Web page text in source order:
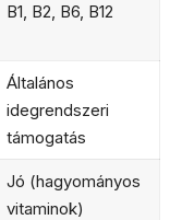
B1, B2, B6, B12
Általános
idegrendszeri
támogatás
Jó (hagyományos
vitaminok)